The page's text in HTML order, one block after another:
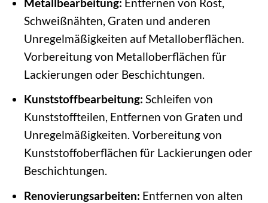
Schweißnähten, Graten und anderen
Unregelmäßigkeiten auf Metalloberflächen.
Vorbereitung von Metalloberflächen für
Lackierungen oder Beschichtungen.
Kunststoffbearbeitung: Schleifen von
Kunststoffteilen, Entfernen von Graten und
Unregelmäßigkeiten. Vorbereitung von
Kunststoffoberflächen für Lackierungen oder
Beschichtungen.
Renovierungsarbeiten: Entfernen von alten